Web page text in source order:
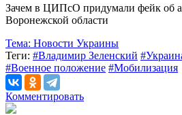
Зачем в ЦИПсО придумали фейк об
Воронежской области
Тема: Новости Украины
Теги: #Владимир Зеленский
#Военное положение #Мобилизация
Комментировать